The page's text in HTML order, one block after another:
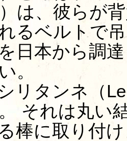
は、彼らが
るベルトで
日本から調
。
ンネ（Le
それは丸い
棒に取り付